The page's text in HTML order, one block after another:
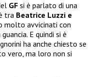
GF si è parlato di una
tra Beatrice Luzzi e
molto avvicinati con
E quindi si è
ha anche chiesto se
vero, ma loro non si